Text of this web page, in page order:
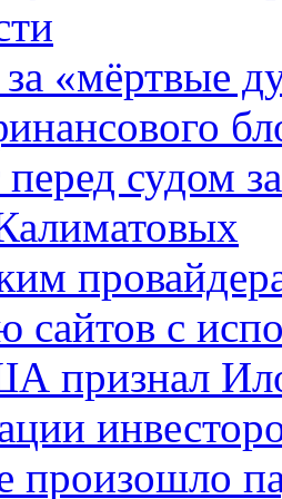
за «мёртвые
перед судом
сайтов с
признал